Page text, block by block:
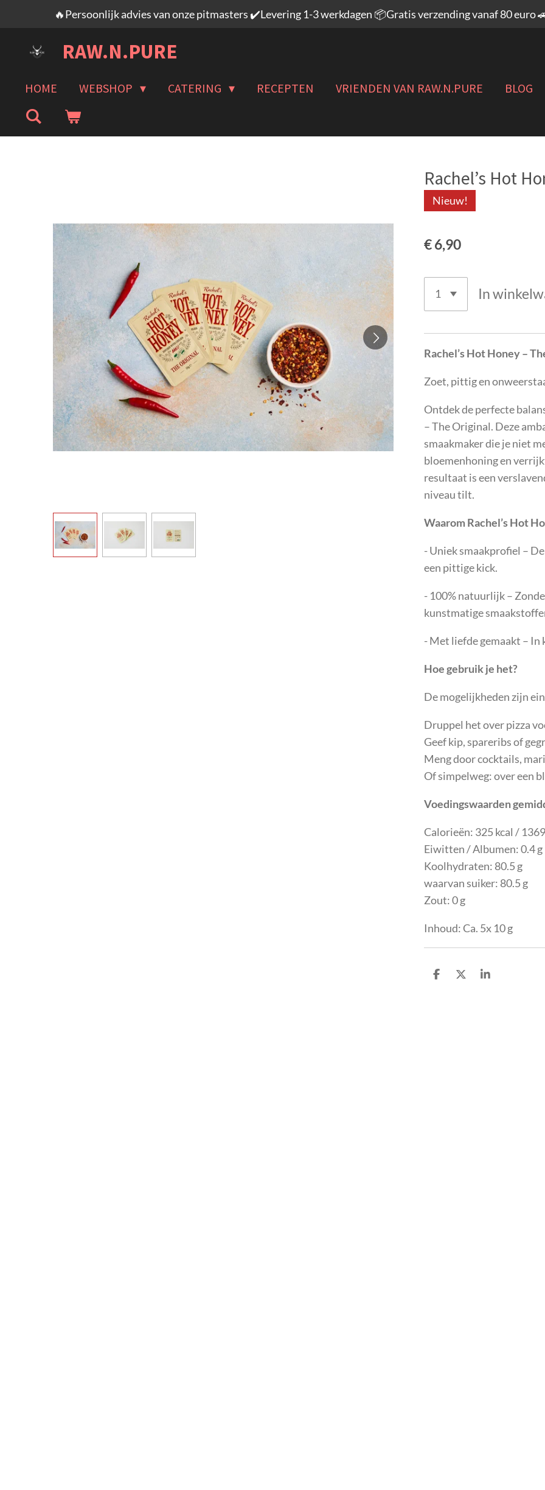
hoofdinhoud
🔥Persoonlijk advies van onze pitmasters ✔️Levering 1-3 werkdagen 📦Gratis verzending vanaf 80 euro
RAW.N.PURE
HOME WEBSHOP CATERING RECEPTEN VRIENDEN VAN RAW.N.PURE BLOG
Rachel’s Hot
Nieuw!
€ 6,90
In
Rachel’s Hot Honey –
Zoet, pittig en
Ontdek de perfecte
– The Original. Deze
smaakmaker die je niet
bloemenhoning en
resultaat is een
niveau tilt.
Waarom Rachel’s Hot
-Uniek smaakprofiel –
een pittige kick.
- 100% natuurlijk –
kunstmatige
-Met liefde gemaakt – In
Hoe gebruik je het?
De mogelijkheden zijn
Druppel het over pizza
Geef kip, spareribs of
Meng door cocktails,
Of simpelweg: over een
Voedingswaarden
Calorieën: 325 kcal /
Eiwitten / Albumen: 0.4 g
Koolhydraten: 80.5 g
waarvan suiker: 80.5 g
Zout: 0 g
Inhoud: Ca. 5x 10 g
D
D
S